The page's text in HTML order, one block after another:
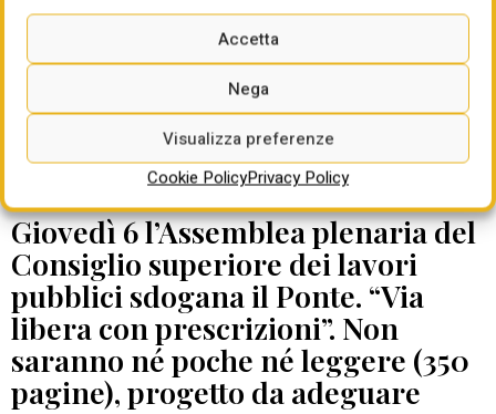
Accetta
Nega
Visualizza preferenze
Cookie PolicyPrivacy Policy
DATE DA RICORDARE
Giovedì 6 l’Assemblea plenaria del
Consiglio superiore dei lavori
pubblici sdogana il Ponte. “Via
libera con prescrizioni”. Non
saranno né poche né leggere (350
pagine), progetto da adeguare